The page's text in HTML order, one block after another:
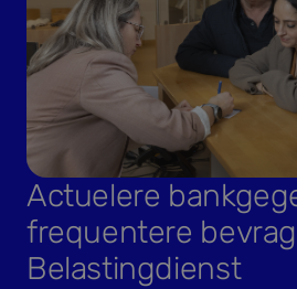
Actuelere
frequentere
Belastingdienst